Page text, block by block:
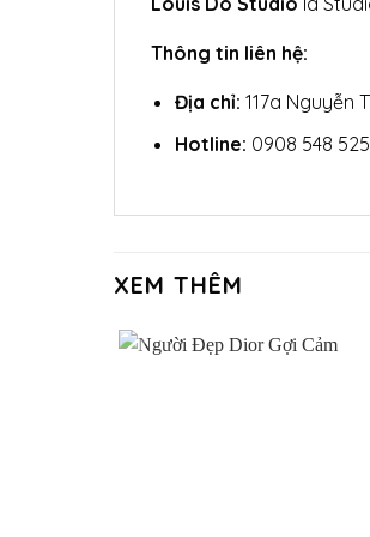
Thông tin liên hệ:
Địa chỉ: 117a Nguyễn
Hotline: 0908 548 525
XEM THÊM